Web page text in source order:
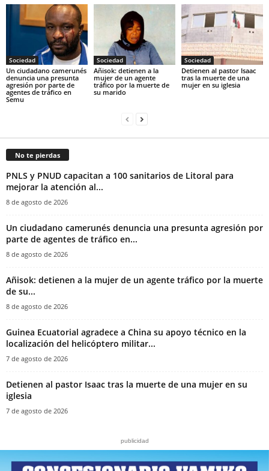
Sociedad
‎Un ciudadano camerunés
denuncia una presunta
agresión por parte de
agentes de tráfico en
Semu
Sociedad
Añisok: detienen a la
mujer de un agente
tráfico por la muerte de
su marido‎
Sociedad
‎Detienen al pastor Isaac
tras la muerte de una
mujer en su iglesia‎
No te pierdas
PNLS y PNUD capacitan a 100 sanitarios de Litoral para
mejorar la atención al...
8 de agosto de 2026
‎Un ciudadano camerunés denuncia una presunta agresión por
parte de agentes de tráfico en...
8 de agosto de 2026
Añisok: detienen a la mujer de un agente tráfico por la muerte
de su...
8 de agosto de 2026
Guinea Ecuatorial agradece a China su apoyo técnico en la
localización del helicóptero militar...
7 de agosto de 2026
‎Detienen al pastor Isaac tras la muerte de una mujer en su
iglesia‎
7 de agosto de 2026
publicidad